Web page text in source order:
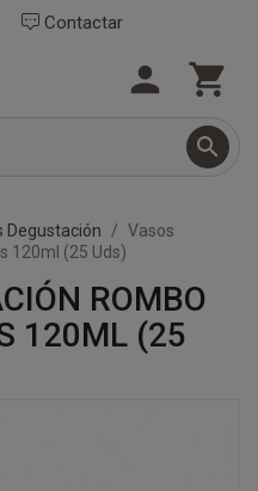
Contactar

 
Degustación
Vasos
120ml (25 Uds)
ROMBO
120ML (25